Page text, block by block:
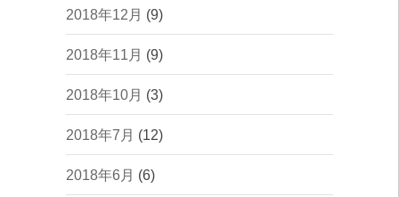
2018年12月 (9)
2018年11月 (9)
2018年10月 (3)
2018年7月 (12)
2018年6月 (6)